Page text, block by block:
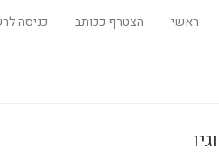
ראשי הצטרף ככותב כניסה